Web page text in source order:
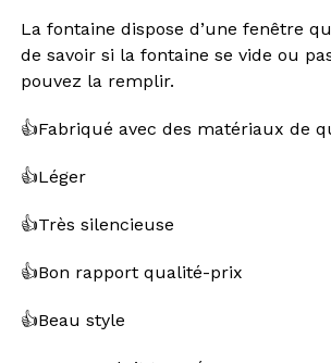
La fontaine dispose d’une fenêtre
de savoir si la fontaine se vide ou
pouvez la remplir.
👍Fabriqué avec des matériaux de
👍Léger
👍Très silencieuse
👍Bon rapport qualité-prix
👍Beau style